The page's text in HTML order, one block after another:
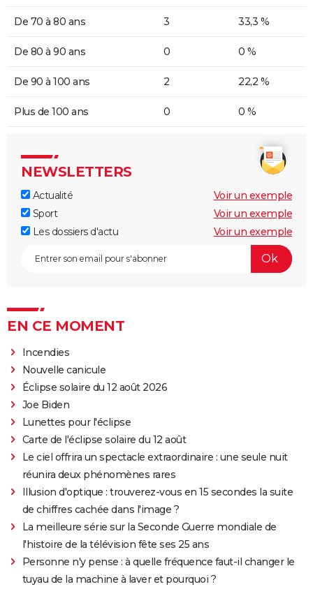
De 70 à 80 ans 3 33,3 %
De 80 à 90 ans 0 0 %
De 90 à 100 ans 2 22,2 %
Plus de 100 ans 0 0 %
NEWSLETTERS
Actualité
Voir un exemple
Sport
Voir un exemple
Les dossiers d'actu
Voir un exemple
EN CE MOMENT
Incendies
Nouvelle canicule
Éclipse solaire du 12 août 2026
Joe Biden
Lunettes pour l'éclipse
Carte de l'éclipse solaire du 12 août
Le ciel offrira un spectacle extraordinaire : une seule nuit
réunira deux phénomènes rares
Illusion d'optique : trouverez-vous en 15 secondes la suite
de chiffres cachée dans l'image ?
La meilleure série sur la Seconde Guerre mondiale de
l'histoire de la télévision fête ses 25 ans
Personne n'y pense : à quelle fréquence faut-il changer le
tuyau de la machine à laver et pourquoi ?